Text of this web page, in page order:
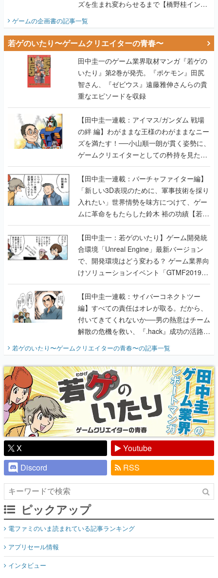
ズを生まれ変わらせるまで【橋野桂インタ
ゲームの企画書の記事一覧
若ゲのいたり〜ゲームクリエイターの青春〜
田中圭一のゲーム業界取材マンガ『若ゲの
いたり』第2巻が発売。『ポケモン』田尻
智さん、『ゼビウス』遠藤雅伸さんらの貴
重なエピソードを収録
【田中圭一連載：アイマス/ガンダム 戦場
の絆 編】わがままな王様のわがままなニー
ズを満たす！──小山順一朗が貫く姿勢に、
ゲームクリエイターとしての矜持を見た
【若ゲのいたり最終回】
【田中圭一連載：バーチャファイター編】
「新しい3D表現のために、軍事技術を採り
入れたい」世界情勢を味方につけて、ゲー
ムに革命をもたらした鈴木 裕の功績【若ゲ
のいたり】
【田中圭一：若ゲのいたり】ゲーム開発統
合環境「Unreal Engine」最新バージョン
で、開発環境はどう変わる？ ゲーム業界向
けソリューションイベント「GTMF2019」
に行って、より理解を深めよう【PR】
【田中圭一連載：サイバーコネクトツー
編】すべての責任はオレが取る。だから、
付いてきてくれないか──男の熱意はチーム
解散の危機を救い、『.hack』成功の活路を
『少年ジャンプ』色だった【若ゲのいた
り】
若ゲのいたり〜ゲームクリエイターの青春〜の記事一覧
X
Youtube
Discord
RSS
ピックアップ
電ファミのいま読まれている記事ランキング
アプリセール情報
インタビュー